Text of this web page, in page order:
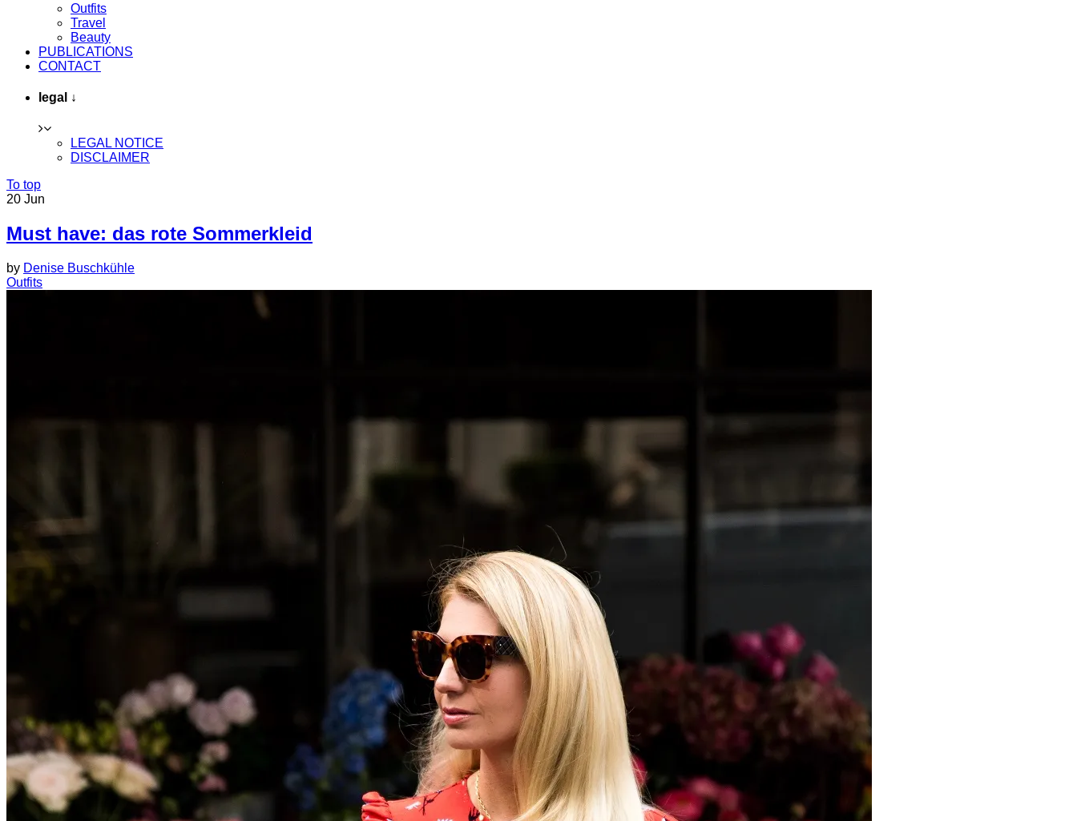
Outfits
Travel
Beauty
PUBLICATIONS
CONTACT
legal ↓
LEGAL NOTICE
DISCLAIMER
To top
20 Jun
Must have: das rote Sommerkleid
by Denise Buschkühle
Outfits